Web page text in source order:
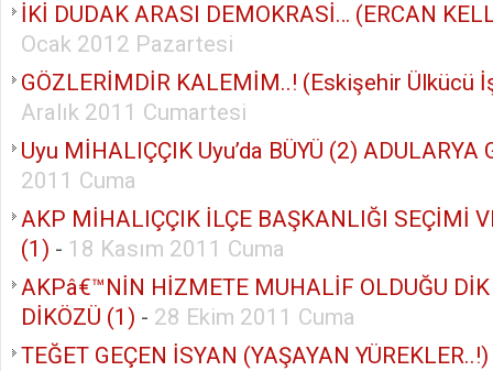
İKİ DUDAK ARASI DEMOKRASİ… (ERCAN
Ocak 2012 Pazartesi
GÖZLERİMDİR KALEMİM..! (Eskişehir Ülkücü
Aralık 2011 Cumartesi
Uyu MİHALIÇÇIK Uyu’da BÜYÜ (2) ADULARYA
2011 Cuma
AKP MİHALIÇÇIK İLÇE BAŞKANLIĞI SEÇİMİ
(1) - 18 Kasım 2011 Cuma
AKPâ€™NİN HİZMETE MUHALİF OLDUĞU DİK
DİKÖZÜ (1) - 28 Ekim 2011 Cuma
TEĞET GEÇEN İSYAN (YAŞAYAN YÜREKLER..!)